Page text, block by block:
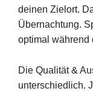
deinen Zielort.
Übernachtung.
optimal während
Die Qualität &
unterschiedlich.